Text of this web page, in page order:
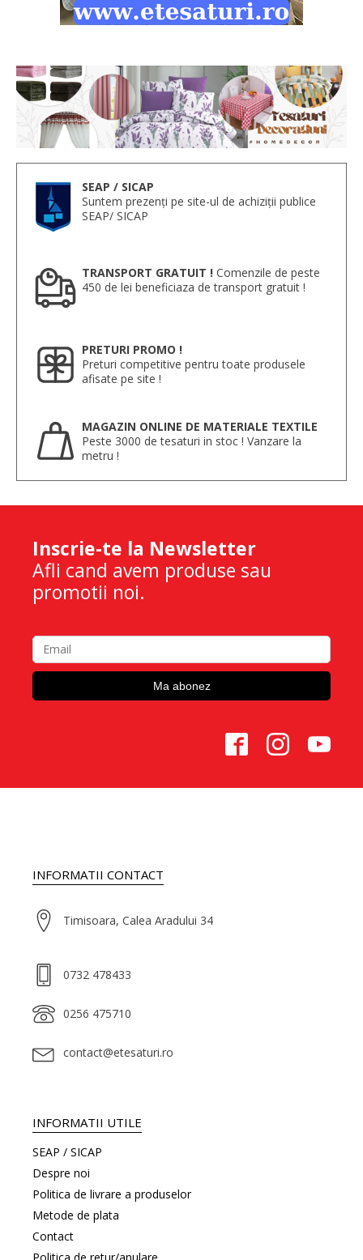
SEAP / SICAP
Suntem prezenți pe site-ul de achiziții publice
SEAP/ SICAP
TRANSPORT GRATUIT ! Comenzile de peste
450 de lei beneficiaza de transport gratuit !
PRETURI PROMO !
Preturi competitive pentru toate produsele
afisate pe site !
MAGAZIN ONLINE DE MATERIALE TEXTILE
Peste 3000 de tesaturi in stoc ! Vanzare la
metru !
Inscrie-te la Newsletter
Afli cand avem produse sau
promotii noi.
INFORMATII CONTACT
Timisoara, Calea Aradului 34
0732 478433
0256 475710
contact@etesaturi.ro
INFORMATII UTILE
SEAP / SICAP
Despre noi
Politica de livrare a produselor
Metode de plata
Contact